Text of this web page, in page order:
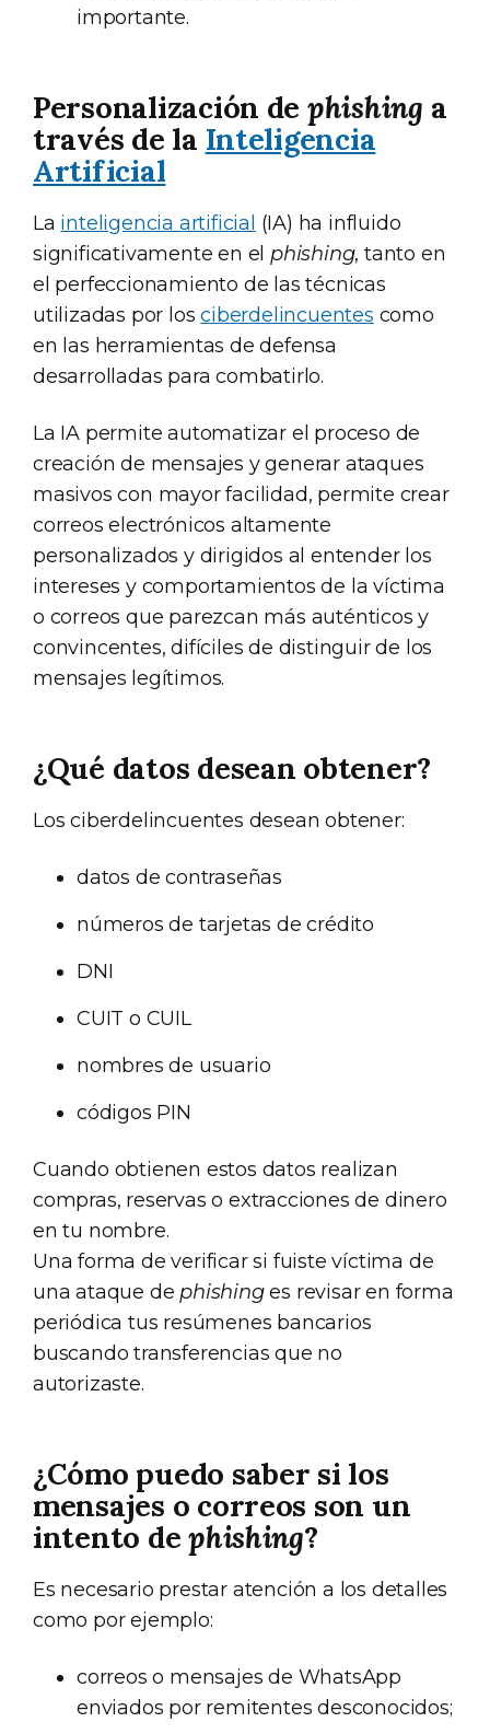
importante.
Personalización de phishing a
través de la Inteligencia
Artificial
La inteligencia artificial (IA) ha influido
significativamente en el phishing, tanto en
el perfeccionamiento de las técnicas
utilizadas por losciberdelincuentes como
en las herramientas de defensa
desarrolladas para combatirlo.
La IA permite automatizar el proceso de
creación de mensajes y generar ataques
masivos con mayor facilidad, permite crear
correos electrónicos altamente
personalizados y dirigidos al entender los
intereses y comportamientos de la víctima
o correos que parezcan más auténticos y
convincentes, difíciles de distinguir de los
mensajes legítimos.
¿Qué datos desean obtener?
Los ciberdelincuentes desean obtener:
datos de contraseñas
números de tarjetas de crédito
DNI
CUIT o CUIL
nombres de usuario
códigos PIN
Cuando obtienen estos datos realizan
compras, reservas o extracciones de dinero
en tu nombre.
Una forma de verificar si fuiste víctima de
una ataque de phishinges revisar en forma
periódica tus resúmenes bancarios
buscando transferencias que no
autorizaste.
¿Cómo puedo saber si los
mensajes o correos son un
intento dephishing?
Es necesario prestar atención a los detalles
como por ejemplo:
correos o mensajes de WhatsApp
enviados por remitentes desconocidos;